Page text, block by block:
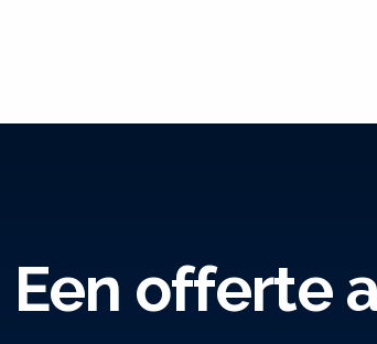
Een offerte